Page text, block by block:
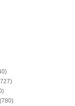
(780)